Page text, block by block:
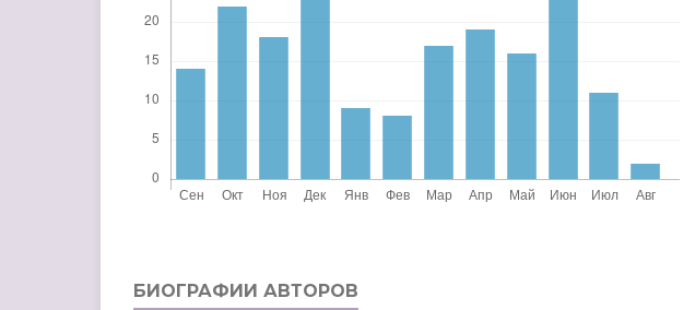
БИОГРАФИИ АВТОРОВ